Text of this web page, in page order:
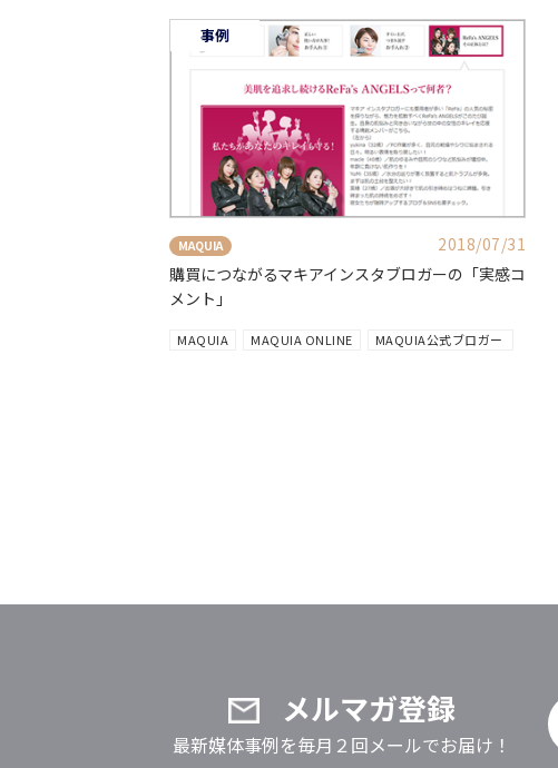
事例
MAQUIA
2018/07/31
購買につながるマキアインスタブロガーの「実感コ
メント」
MAQUIA MAQUIA ONLINE MAQUIA公式ブロガー
メルマガ登録
最新媒体事例を毎月２回メールでお届け！